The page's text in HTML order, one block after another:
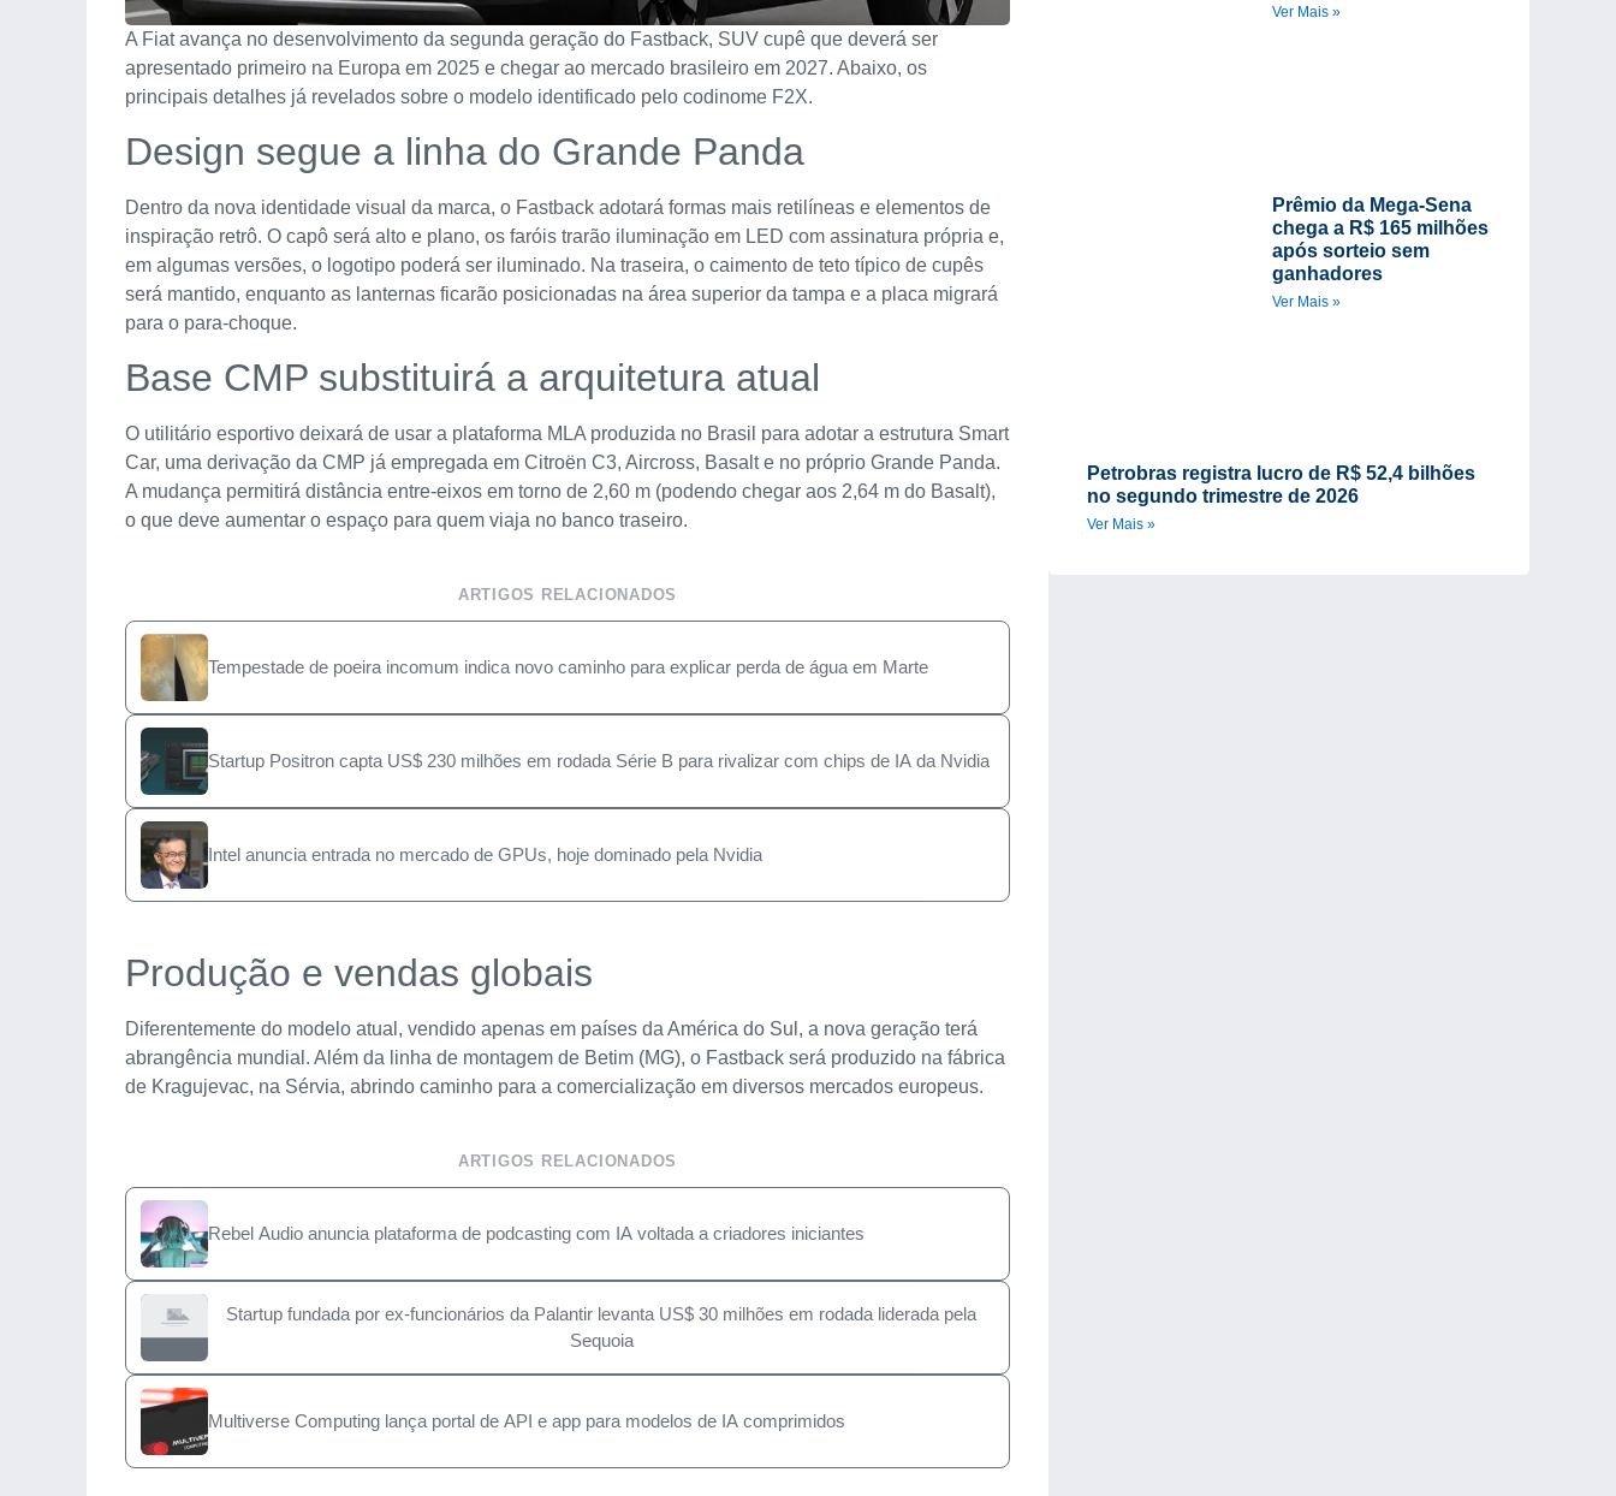
A Fiat avança no desenvolvimento da segunda geração do Fastback, SUV cupê que deverá ser
apresentado primeiro na Europa em 2025 e chegar ao mercado brasileiro em 2027. Abaixo, os
principais detalhes já revelados sobre o modelo identificado pelo codinome F2X.
Design segue a linha do Grande Panda
Dentro da nova identidade visual da marca, o Fastback adotará formas mais retilíneas e elementos de
inspiração retrô. O capô será alto e plano, os faróis trarão iluminação em LED com assinatura própria e,
em algumas versões, o logotipo poderá ser iluminado. Na traseira, o caimento de teto típico de cupês
será mantido, enquanto as lanternas ficarão posicionadas na área superior da tampa e a placa migrará
para o para-choque.
Base CMP substituirá a arquitetura atual
O utilitário esportivo deixará de usar a plataforma MLA produzida no Brasil para adotar a estrutura Smart
Car, uma derivação da CMP já empregada em Citroën C3, Aircross, Basalt e no próprio Grande Panda.
A mudança permitirá distância entre-eixos em torno de 2,60 m (podendo chegar aos 2,64 m do Basalt),
o que deve aumentar o espaço para quem viaja no banco traseiro.
ARTIGOS RELACIONADOS
Tempestade de poeira incomum indica novo caminho para explicar perda de água em Marte
Startup Positron capta US$ 230 milhões em rodada Série B para rivalizar com chips de IA da Nvidia
Intel anuncia entrada no mercado de GPUs, hoje dominado pela Nvidia
Produção e vendas globais
Diferentemente do modelo atual, vendido apenas em países da América do Sul, a nova geração terá
abrangência mundial. Além da linha de montagem de Betim (MG), o Fastback será produzido na fábrica
de Kragujevac, na Sérvia, abrindo caminho para a comercialização em diversos mercados europeus.
ARTIGOS RELACIONADOS
Rebel Audio anuncia plataforma de podcasting com IA voltada a criadores iniciantes
Startup fundada por ex-funcionários da Palantir levanta US$ 30 milhões em rodada liderada pela
Sequoia
Multiverse Computing lança portal de API e app para modelos de IA comprimidos
Ver Mais »
Prêmio da Mega-Sena
chega a R$ 165 milhões
após sorteio sem
ganhadores
Ver Mais »
Petrobras registra lucro de R$ 52,4 bilhões
no segundo trimestre de 2026
Ver Mais »